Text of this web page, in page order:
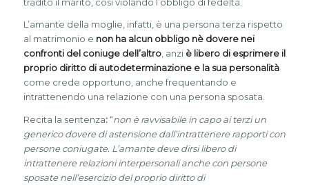
tradito il marito, così violando l’obbligo di fedeltà.
L’amante della moglie, infatti, è una persona terza rispetto
al matrimonio e non ha alcun obbligo nè dovere nei
confronti del coniuge dell’altro, anzi è libero di esprimere il
proprio diritto di autodeterminazione e la sua personalità
come crede opportuno, anche frequentando e
intrattenendo una relazione con una persona sposata.
Recita la sentenza:“non è ravvisabile in capo ai terzi un
generico dovere di astensione dall’intrattenere rapporti con
persone coniugate. L’amante deve dirsi libero di
intrattenere relazioni interpersonali anche con persone
sposate nell’esercizio del proprio diritto di